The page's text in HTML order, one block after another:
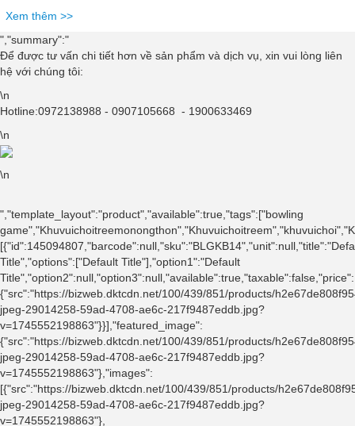
Xem thêm >>
","summary":"
Để được tư vấn chi tiết hơn về sản phẩm và dịch vụ, xin vui lòng liên
hệ với chúng tôi:
\n
Hotline:0972138988 - 0907105668 - 1900633469
\n
\n
","template_layout":"product","available":true,"tags":["bowling
Title","options":["Default Title"],"option1":"Default
{"src":"https://bizweb.dktcdn.net/100/439/851/products/
jpeg-29014258-59ad-4708-ae6c-217f9487eddb.jpg?
v=1745552198863"}}],"featured_image":
{"src":"https://bizweb.dktcdn.net/100/439/851/products/
jpeg-29014258-59ad-4708-ae6c-217f9487eddb.jpg?
v=1745552198863"},"images":
[{"src":"https://bizweb.dktcdn.net/100/439/851/products/
jpeg-29014258-59ad-4708-ae6c-217f9487eddb.jpg?
v=1745552198863"},